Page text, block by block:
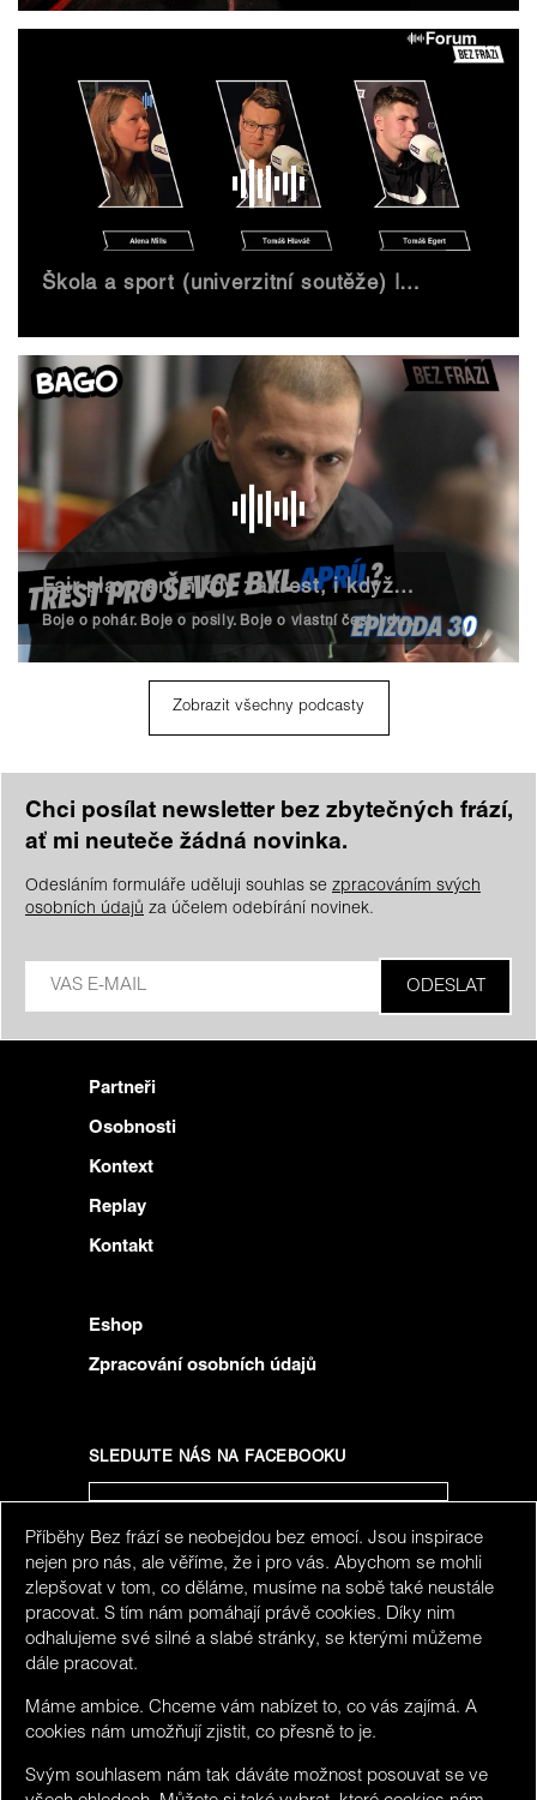
Škola a sport (univerzitní soutěže) | Forum Bez frází
Fair play není nikdy za trest, i když… | Bago #30
Boje o pohár. Boje o posily. Boje o vlastní čest. I duben je hokejový měsíc a my vás zveme do ostrého extraligového Baga!
Zobrazit všechny podcasty
Chci posílat newsletter bez zbytečných frází,
ať mi neuteče žádná novinka.
Odesláním formuláře uděluji souhlas se zpracováním svých
osobních údajů za účelem odebírání novinek.
Partneři
Osobnosti
Kontext
Replay
Kontakt
Eshop
Zpracování osobních údajů
SLEDUJTE NÁS NA FACEBOOKU
SLEDUJTE NÁS NA INSTAGRAMU
Příběhy Bez frází se neobejdou bez emocí. Jsou inspirace
nejen pro nás, ale věříme, že i pro vás. Abychom se mohli
zlepšovat v tom, co děláme, musíme na sobě také neustále
pracovat. S tím nám pomáhají právě cookies. Díky nim
odhalujeme své silné a slabé stránky, se kterými můžeme
dále pracovat.
Máme ambice. Chceme vám nabízet to, co vás zajímá. A
cookies nám umožňují zjistit, co přesně to je.
Svým souhlasem nám tak dáváte možnost posouvat se ve